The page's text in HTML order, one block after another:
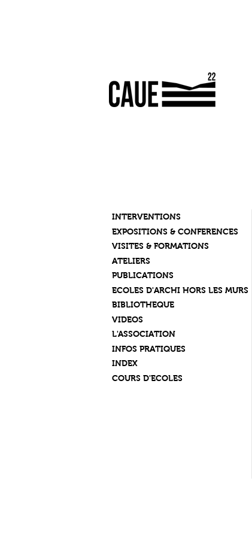
INTERVENTIONS
EXPOSITIONS & CONFERENCES
VISITES & FORMATIONS
ATELIERS
PUBLICATIONS
ECOLES D'ARCHI HORS LES MURS
BIBLIOTHEQUE
VIDEOS
L'ASSOCIATION
INFOS PRATIQUES
INDEX
COURS D'ECOLES